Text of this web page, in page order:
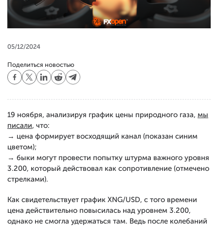
05/12/2024
Поделиться новостью
19 ноября, анализируя график цены природного газа, мы
писали, что:
→ цена формирует восходящий канал (показан синим
цветом);
→ быки могут провести попытку штурма важного уровня
3.200, который действовал как сопротивление (отмечено
стрелками).
Как свидетельствует график XNG/USD, с того времени
цена действительно повысилась над уровнем 3.200,
однако не смогла удержаться там. Ведь после колебаний